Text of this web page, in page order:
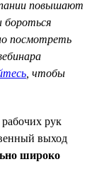
повышают
бороться
посмотреть
, чтобы
рабочих рук
выход
широко